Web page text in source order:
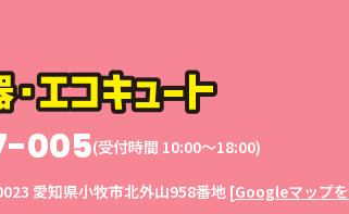
005(受付時間 10:00〜18:00)
愛知県小牧市北外山958番地 [Googleマップ